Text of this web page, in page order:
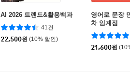
AI 2026 트렌드&활용백과
41건
22,500원 (10% 할인)
영어로 문장
차 임계점
21,600원